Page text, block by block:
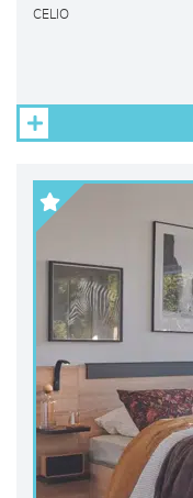
CELIO